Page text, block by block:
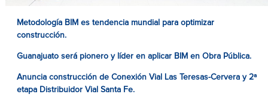
Metodología BIM es tendencia mundial para optimizar
construcción.
Guanajuato será pionero y líder en aplicar BIM en Obra Pública.
Anuncia construcción de Conexión Vial Las Teresas-Cervera y 2ª
etapa Distribuidor Vial Santa Fe.